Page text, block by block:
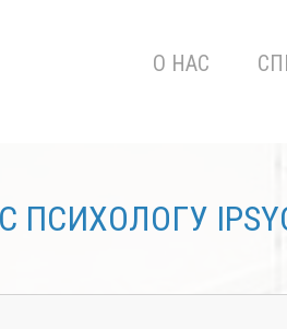
О НАС
ПСИХОЛОГУ